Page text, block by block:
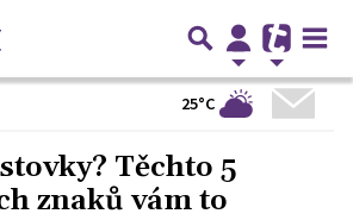
25°C
Těchto 5
znaků vám to